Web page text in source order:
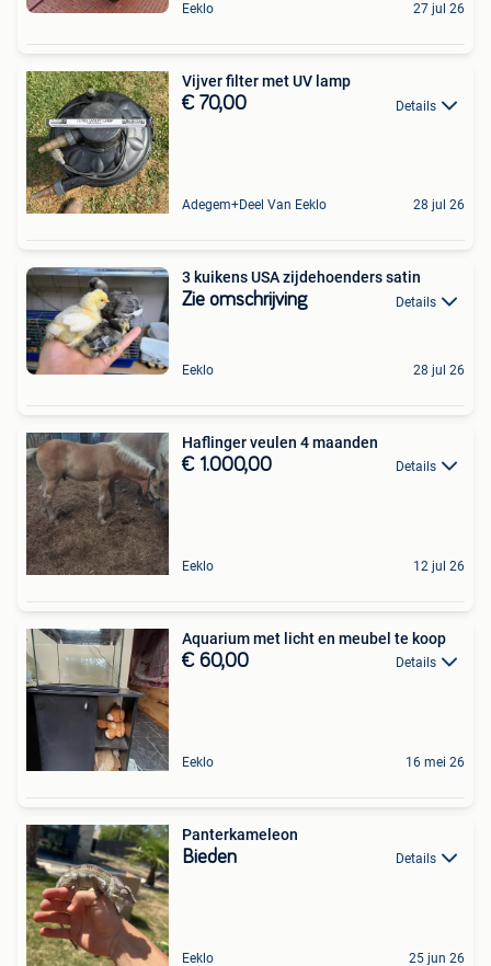
Eeklo 27 jul 26
Vijver filter met UV lamp
€ 70,00 Details
Adegem+Deel Van Eeklo 28 jul 26
3 kuikens USA zijdehoenders satin
Zie omschrijving Details
Eeklo 28 jul 26
Haflinger veulen 4 maanden
€ 1.000,00 Details
Eeklo 12 jul 26
Aquarium met licht en meubel te koop
€ 60,00 Details
Eeklo 16 mei 26
Panterkameleon
Bieden Details
Eeklo 25 jun 26